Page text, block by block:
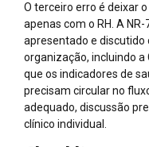
O terceiro erro é deixar
apenas com o RH. A
apresentado e discutido
organização, incluindo a
que os indicadores de
precisam circular no
adequado, discussão
clínico individual.